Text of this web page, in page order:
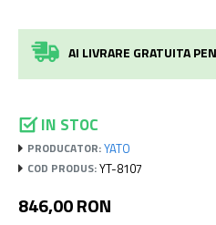
AI LIVRARE GRATUITA
IN STOC
PRODUCATOR:YATO
COD PRODUS:YT-8107
846,00 RON